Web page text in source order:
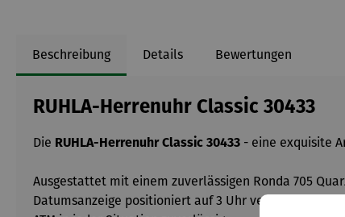
Beschreibung Details Bewertungen
RUHLA-Herrenuhr Classic 30433
Die RUHLA-Herrenuhr Classic 30433 - eine exquisite
Ausgestattet mit einem zuverlässigen Ronda 705
Datumsanzeige positioniert auf 3 Uhr verleiht ihr